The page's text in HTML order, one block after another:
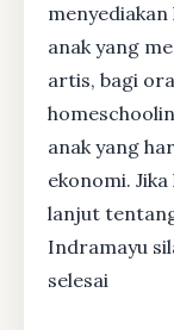
anak yang
artis, bagi
anak yang
ekonomi.
lanjut
Indramayu
selesai